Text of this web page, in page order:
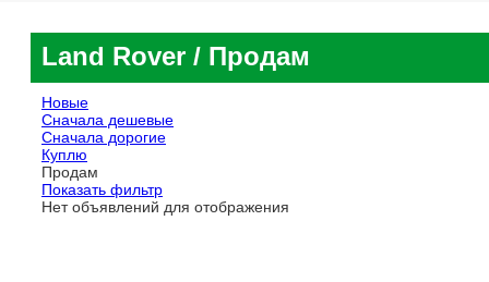
Land Rover / Продам
Новые
Сначала дешевые
Сначала дорогие
Куплю
Продам
Показать фильтр
Нет объявлений для отображения